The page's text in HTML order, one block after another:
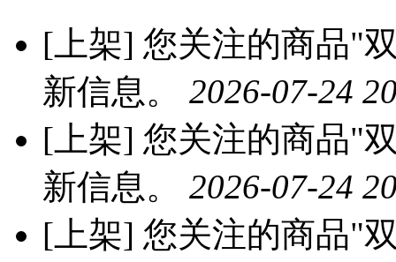
[上架] 您关注的商品"
新信息。 2026-07-24
[上架] 您关注的商品"
新信息。 2026-07-24
[上架] 您关注的商品"